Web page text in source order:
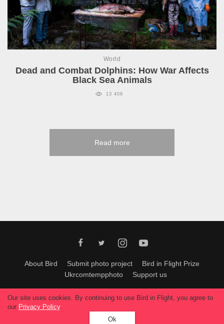
World
Dead and Combat Dolphins: How War Affects
Black Sea Animals
13 408
Read more
About Bird Submit photo project
Bird in Flight Prize
Ukrcomtempphoto
Support us
All materials can be used only with permission of Bird In Flight editors
All rights reserved.
Our site uses cookies. By continuing to use Bird in Flight, you agree to
our Privacy Policy.
Ok